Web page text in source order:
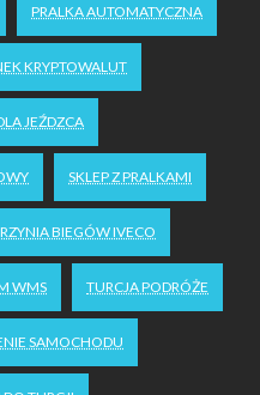
PRALKA AUTOMATYCZNA
KRYPTOWALUT
JEŹDZCA
SKLEP Z PRALKAMI
BIEGÓW IVECO
WMS TURCJA PODRÓŻE
SAMOCHODU